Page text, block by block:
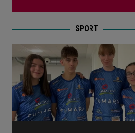
SPORT